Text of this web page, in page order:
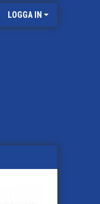
LOGGA IN